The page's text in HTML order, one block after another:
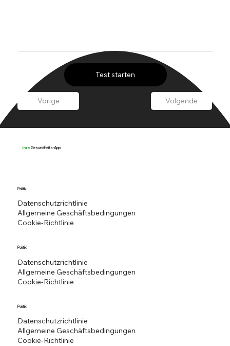
Test starten
Vorige Volgende
Ihre Gesundheits-App
Politik
Datenschutzrichtlinie
Allgemeine Geschäftsbedingungen
Cookie-Richtlinie
Politik
Datenschutzrichtlinie
Allgemeine Geschäftsbedingungen
Cookie-Richtlinie
Politik
Datenschutzrichtlinie
Allgemeine Geschäftsbedingungen
Cookie-Richtlinie